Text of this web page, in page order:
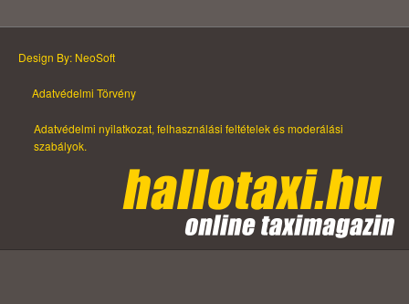
Design By: NeoSoft
Adatvédelmi Törvény
Adatvédelmi nyilatkozat, felhasználási feltételek és moderálási
szabályok.